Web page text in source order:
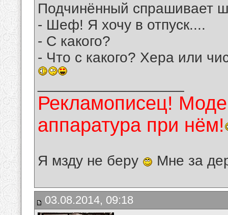
Подчинённый спрашивает
- Шеф! Я хочу в отпуск....
- С какого?
- Что с какого? Хера или
Рекламописец!
аппаратура при нём!
Я мзду не беру Мне за
03.08.2014, 09:18